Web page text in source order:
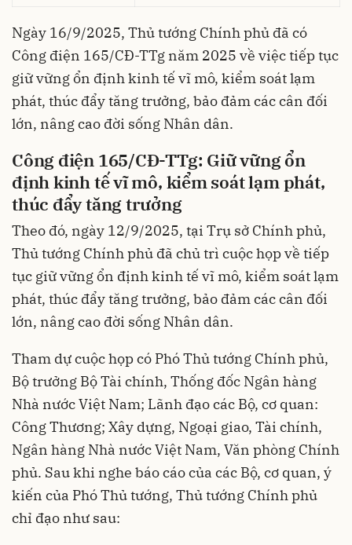
Ngày 16/9/2025, Thủ tướng Chính phủ đã có
Công điện 165/CĐ-TTg năm 2025 về việc tiếp tục
giữ vững ổn định kinh tế vĩ mô, kiểm soát lạm
phát, thúc đẩy tăng trưởng, bảo đảm các cân đối
lớn, nâng cao đời sống Nhân dân.
Công điện 165/CĐ-TTg: Giữ vững ổn
định kinh tế vĩ mô, kiểm soát lạm phát,
thúc đẩy tăng trưởng
Theo đó, ngày 12/9/2025, tại Trụ sở Chính phủ,
Thủ tướng Chính phủ đã chủ trì cuộc họp về tiếp
tục giữ vững ổn định kinh tế vĩ mô, kiểm soát lạm
phát, thúc đẩy tăng trưởng, bảo đảm các cân đối
lớn, nâng cao đời sống Nhân dân.
Tham dự cuộc họp có Phó Thủ tướng Chính phủ,
Bộ trưởng Bộ Tài chính, Thống đốc Ngân hàng
Nhà nước Việt Nam; Lãnh đạo các Bộ, cơ quan:
Công Thương; Xây dựng, Ngoại giao, Tài chính,
Ngân hàng Nhà nước Việt Nam, Văn phòng Chính
phủ. Sau khi nghe báo cáo của các Bộ, cơ quan, ý
kiến của Phó Thủ tướng, Thủ tướng Chính phủ
chỉ đạo như sau: